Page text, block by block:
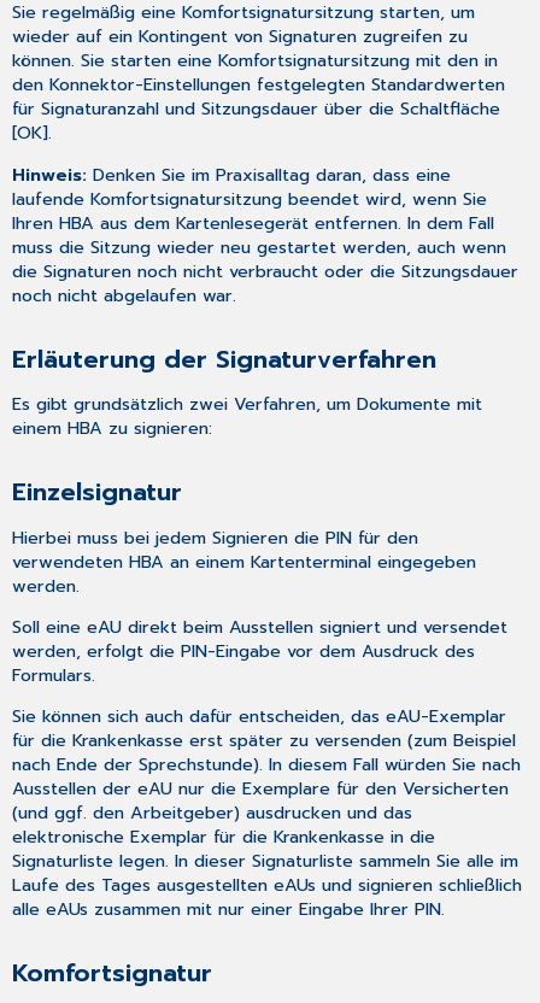
Sie regelmäßig eine Komfortsignatursitzung starten, um
wieder auf ein Kontingent von Signaturen zugreifen zu
können. Sie starten eine Komfortsignatursitzung mit den in
den Konnektor-Einstellungen festgelegten Standardwerten
für Signaturanzahl und Sitzungsdauer über die Schaltfläche
[OK].
Hinweis:Denken Sie im Praxisalltag daran, dass eine
laufende Komfortsignatursitzung beendet wird, wenn Sie
Ihren HBA aus dem Kartenlesegerät entfernen. In dem Fall
muss die Sitzung wieder neu gestartet werden, auch wenn
die Signaturen noch nicht verbraucht oder die Sitzungsdauer
noch nicht abgelaufen war.
Erläuterung der Signaturverfahren
Es gibt grundsätzlich zwei Verfahren, um Dokumente mit
einem HBA zu signieren:
Einzelsignatur
Hierbei muss bei jedem Signieren die PIN für den
verwendeten HBA an einem Kartenterminal eingegeben
werden.
Soll eine eAU direkt beim Ausstellen signiert und versendet
werden, erfolgt die PIN-Eingabe vor dem Ausdruck des
Formulars.
Sie können sich auch dafür entscheiden, das eAU-Exemplar
für die Krankenkasse erst später zu versenden (zum Beispiel
nach Ende der Sprechstunde). In diesem Fall würden Sie nach
Ausstellen der eAU nur die Exemplare für den Versicherten
(und ggf. den Arbeitgeber) ausdrucken und das
elektronische Exemplar für die Krankenkasse in die
Signaturliste legen. In dieser Signaturliste sammeln Sie alle im
Laufe des Tages ausgestellten eAUs und signieren schließlich
alle eAUs zusammen mit nur einer Eingabe Ihrer PIN.
Komfortsignatur